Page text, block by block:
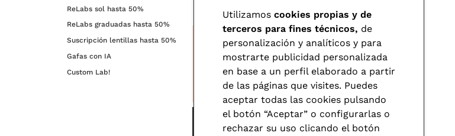
ReLabs sol hasta 50%
ReLabs graduadas hasta 50%
Suscripción lentillas hasta 50%
Gafas con IA
Custom Lab!
Utilizamos cookies propias y de
terceros para fines técnicos, de
personalización y analíticos y para
mostrarte publicidad personalizada
en base a un perfil elaborado a partir
de las páginas que visites. Puedes
aceptar todas las cookies pulsando
el botón “Aceptar” o configurarlas o
rechazar su uso clicando el botón